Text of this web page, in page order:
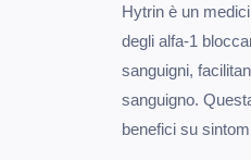
Hytrin è un
degli alfa-1
sanguigni,
sanguigno.
benefici su